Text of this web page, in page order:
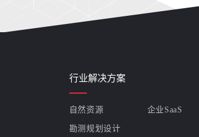
行业解决方案
自然资源
勘测规划设计
企业SaaS